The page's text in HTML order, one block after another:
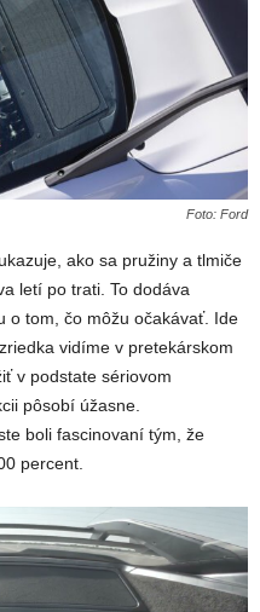
Foto: Ford
ako sa pružiny a tlmiče
letí po trati. To dodáva
o tom, čo môžu očakávať. Ide
vidíme v pretekárskom
v podstate sériovom
pôsobí úžasne.
boli fascinovaní tým, že
percent.